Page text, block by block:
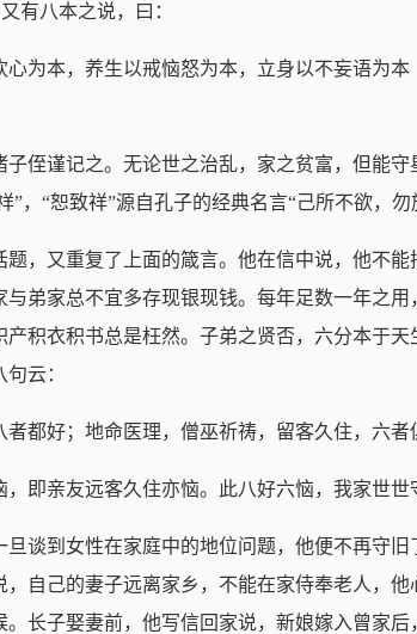
有八本之说，曰：
为本，养生以戒恼怒为本，立身以不妄语为
侄谨记之。无论世之治乱，家之贫富，但能
，“恕致祥”源自孔子的经典名言“己所不欲，勿
，又重复了上面的箴言。他在信中说，他不
弟家总不宜多存现银现钱。每年足数一年之用
积衣积书总是枉然。子弟之贤否，六分本于
云：
都好；地命医理，僧巫祈祷，留客久住，六者
即亲友远客久住亦恼。此八好六恼，我家世
谈到女性在家庭中的地位问题，他便不再守
自己的妻子远离家乡，不能在家侍奉老人，
长子娶妻前，他写信回家说，新娘嫁入曾家后